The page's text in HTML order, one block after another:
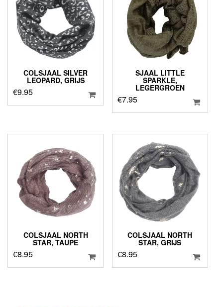
COLSJAAL SILVER
LEOPARD, GRIJS
€9.95
SJAAL LITTLE
SPARKLE,
LEGERGROEN
€7.95
COLSJAAL NORTH
STAR, TAUPE
€8.95
COLSJAAL NORTH
STAR, GRIJS
€8.95